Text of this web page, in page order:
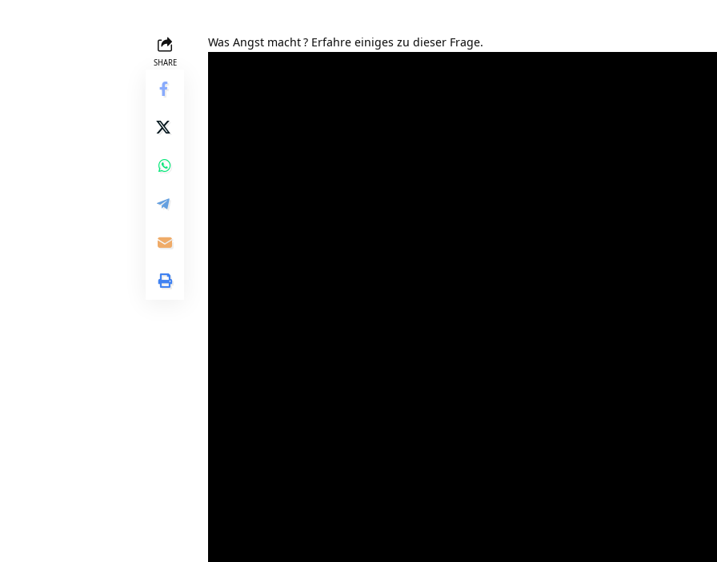
SHARE
Was Angst macht? Erfahre einiges zu dieser Frage.